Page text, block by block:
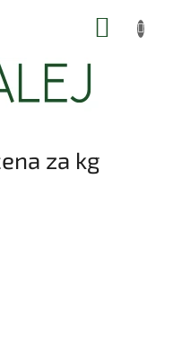
za kg